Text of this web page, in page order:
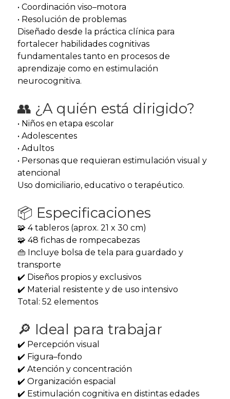
• Coordinación viso–motora
• Resolución de problemas
Diseñado desde la práctica clínica para
fortalecer habilidades cognitivas
fundamentales tanto en procesos de
aprendizaje como en estimulación
neurocognitiva.
👥 ¿A quién está dirigido?
• Niños en etapa escolar
• Adolescentes
• Adultos
• Personas que requieran estimulación visual y
atencional
Uso domiciliario, educativo o terapéutico.
📦 Especificaciones
🧩 4 tableros (aprox. 21 x 30 cm)
🧩 48 fichas de rompecabezas
👜 Incluye bolsa de tela para guardado y
transporte
✔️ Diseños propios y exclusivos
✔️ Material resistente y de uso intensivo
Total: 52 elementos
🔎 Ideal para trabajar
✔️ Percepción visual
✔️ Figura–fondo
✔️ Atención y concentración
✔️ Organización espacial
✔️ Estimulación cognitiva en distintas edades